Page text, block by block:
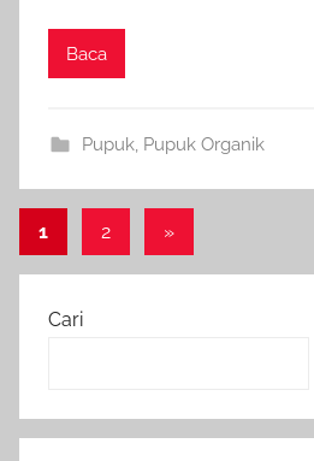
Baca
Pupuk, Pupuk Organik
Paginasi
pos
1 2
Next
»
Cari